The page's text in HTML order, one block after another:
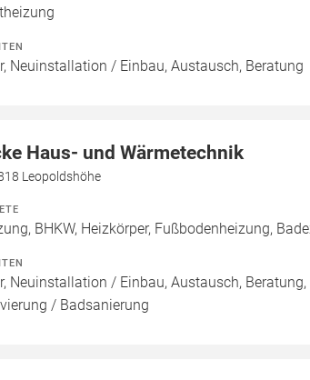
Neuinstallation / Einbau, Austausch, Beratung
Haus- und Wärmetechnik
Leopoldshöhe
BHKW, Heizkörper, Fußbodenheizung,
Neuinstallation / Einbau, Austausch,
/ Badsanierung